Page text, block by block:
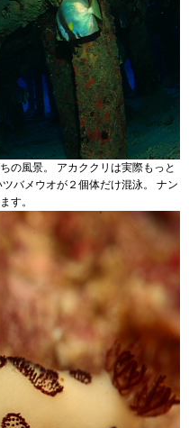
の風景。 アカククリは実際もっと
バメウオが２個体だけ混泳。 ナン
す。